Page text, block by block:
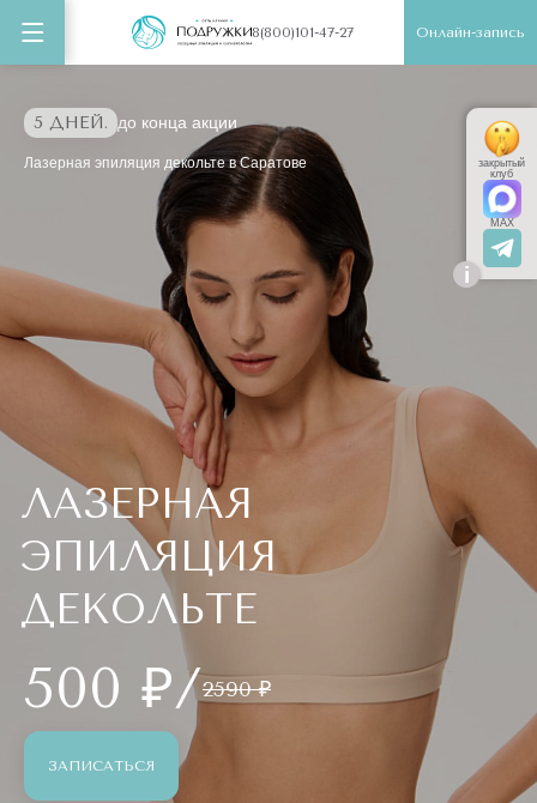
8(800)101-47-27 Онлайн-запись
5 ДНЕЙ. до конца акции
Лазерная эпиляция декольте в Саратове
ЛАЗЕРНАЯ
ЭПИЛЯЦИЯ
ДЕКОЛЬТЕ
500 ₽/2590 ₽
ЗАПИСАТЬСЯ
i
закрытый
клуб
MAX